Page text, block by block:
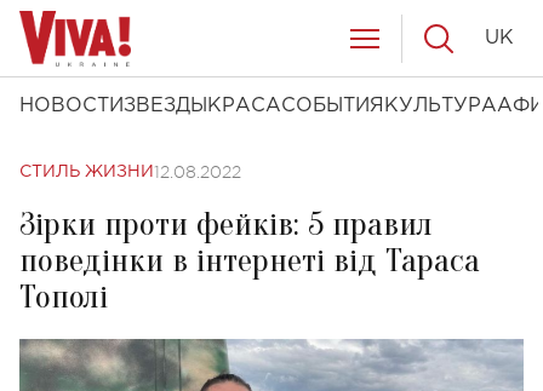
НОВОСТИ ЗВЕЗДЫ КРАСАСОБЫТИЯ КУЛЬТУРА
UK
СТИЛЬ ЖИЗНИ 12.08.2022
Зірки проти фейків: 5 правил
поведінки в інтернеті від Тараса
Тополі